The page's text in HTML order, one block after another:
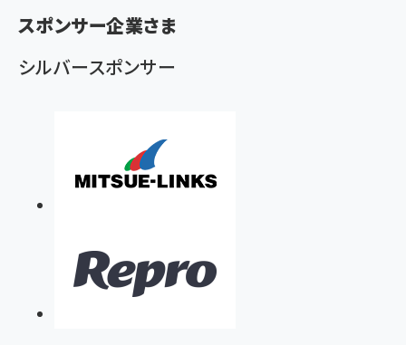
く
ず
スポンサー企業さま
シルバースポンサー